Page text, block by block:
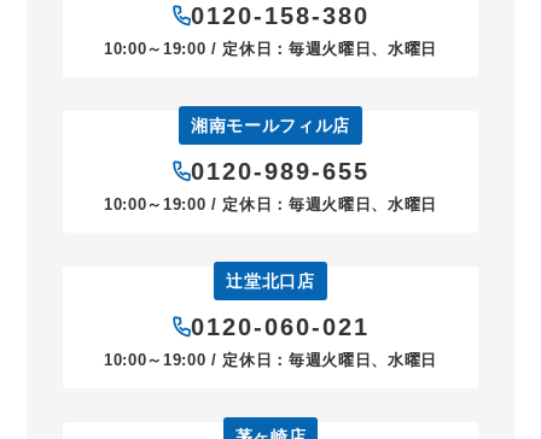
0120-158-380
10:00～19:00 / 定休日：毎週火曜日、水曜日
湘南モールフィル店
0120-989-655
10:00～19:00 / 定休日：毎週火曜日、水曜日
辻堂北口店
0120-060-021
10:00～19:00 / 定休日：毎週火曜日、水曜日